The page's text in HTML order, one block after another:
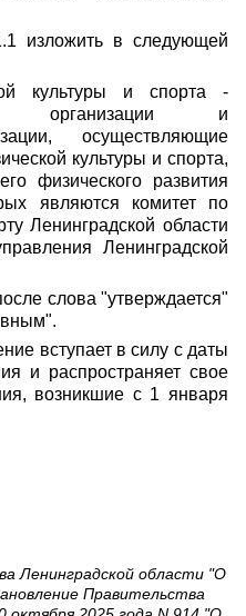
изложить в следующей
культуры и спорта -
организации и
осуществляющие
культуры и спорта,
физического развития
являются комитет по
Ленинградской области
Ленинградской
слова "утверждается"
вступает в силу с даты
и распространяет свое
возникшие с 1 января
Ленинградской области "О
Правительства